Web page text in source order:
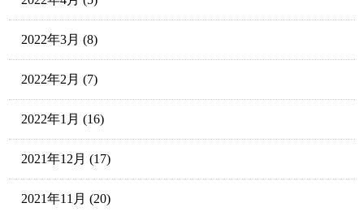
2022年3月 (8)
2022年2月 (7)
2022年1月 (16)
2021年12月 (17)
2021年11月 (20)